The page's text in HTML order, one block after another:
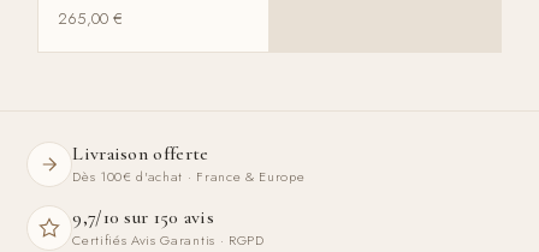
265,00€
Livraison offerte
Dès 100€ d'achat · France & Europe
9,7/10 sur 150 avis
Certifiés Avis Garantis · RGPD